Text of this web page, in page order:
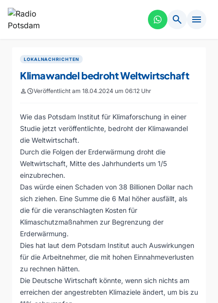
search menu
LOKALNACHRICHTEN
Klimawandel bedroht Weltwirtschaft
personscheduleVeröffentlicht am 18.04.2024 um 06:12 Uhr
Wie das Potsdam Institut für Klimaforschung in einer
Studie jetzt veröffentlichte, bedroht der Klimawandel
die Weltwirtschaft.
Durch die Folgen der Erderwärmung droht die
Weltwirtschaft, Mitte des Jahrhunderts um 1/5
einzubrechen.
Das würde einen Schaden von 38 Billionen Dollar nach
sich ziehen. Eine Summe die 6 Mal höher ausfällt, als
die für die veranschlagten Kosten für
Klimaschutzmaßnahmen zur Begrenzung der
Erderwärmung.
Dies hat laut dem Potsdam Institut auch Auswirkungen
für die Arbeitnehmer, die mit hohen Einnahmeverlusten
zu rechnen hätten.
Die Deutsche Wirtschaft könnte, wenn sich nichts am
erreichen der angestrebten Klimaziele ändert, um bis zu